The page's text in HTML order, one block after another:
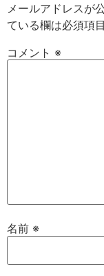
メールアドレスが
ている欄は必須項
コメント ※
名前 ※